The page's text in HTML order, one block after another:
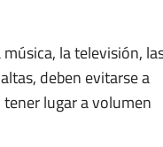
la televisión,
deben evitarse a
lugar a volumen